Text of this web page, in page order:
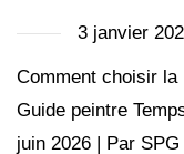
3 janvier
Comment choisir la
Guide peintre
juin 2026 | Par